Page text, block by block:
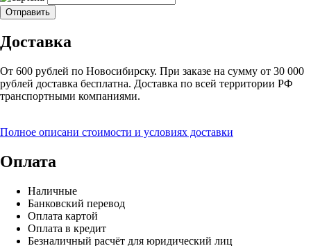
Доставка
От 600 рублей по Новосибирску. При заказе на сумму от 30 000
рублей доставка бесплатна. Доставка по всей территории РФ
транспортными компаниями.
Полное описани стоимости и условиях доставки
Оплата
Наличные
Банковский перевод
Оплата картой
Оплата в кредит
Безналичный расчёт для юридический лиц